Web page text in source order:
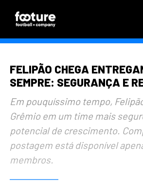
FELIPÃO CHEGA
SEMPRE: SEGURANÇA E
Em pouquíssimo tempo,
Grêmio em um time mais
potencial de crescimento.
postagem está disponível
membros.